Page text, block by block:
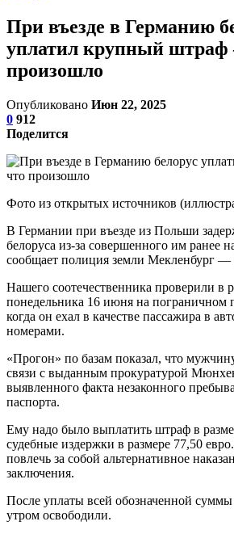
При въезде в Германию
уплатил крупный
произошло
Опубликовано Июн 22, 2025
0 912
Поделится
Фото из открытых источников
В Германии при въезде из Польши
белоруса из-за совершенного им ранее
сообщает полиция земли Мекленбург
Нашего соотечественника проверили в
понедельника 16 июня на пограничном
когда он ехал в качестве пассажира в
номерами.
«Прогон» по базам показал, что
связи с выданным прокуратурой
выявленного факта незаконного
паспорта.
Ему надо было выплатить штраф в
судебные издержки в размере 77,50
повлечь за собой альтернативное
заключения.
После уплаты всей обозначенной
утром освободили.